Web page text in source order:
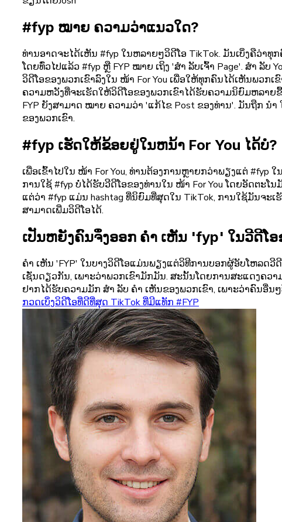
#fyp ໝາຍ ຄວາມວ່າແນວໃດ?
ທ່ານອາດຈະໄດ້ເຫັນ #fyp ໃນຫລາຍໆວິດີໂອ TikTok. ມັນເບິ່ງຄືວ່າທຸກ
ໂດຍທົ່ວໄປແລ້ວ #fyp ຫຼື FYP ໝາຍ ເຖິງ 'ສຳ ລັບເຈົ້າ Page'. ສຳ ລັ
ວິດີໂອຂອງພວກເຂົາລົງໃນ ໜ້າ For You ເພື່ອໃຫ້ທຸກຄົນໄດ້ເຫັນພວກ
ຄວາມຫວັງທີ່ຈະເຮັດໃຫ້ວິດີໂອຂອງພວກເຂົາໄດ້ຮັບຄວາມນິຍົມຫລາຍ
FYP ຍັງສາມາດ ໝາຍ ຄວາມວ່າ 'ແກ້ໄຂ Post ຂອງທ່ານ'. ມັນຖືກ
ຂອງພວກເຂົາ.
#fyp ເຮັດໃຫ້ຂ້ອຍຢູ່ໃນຫນ້າ For You ໄດ້ບໍ?
ເພື່ອເຂົ້າໄປໃນ ໜ້າ For You, ທ່ານຕ້ອງການຫຼາຍກວ່າພຽງແຕ່ #fyp
ການໃຊ້ #fyp ບໍ່ໄດ້ຮັບວີດີໂອຂອງທ່ານໃນ ໜ້າ For You ໂດຍອັດຕະໂນ
ແຕ່ວ່າ #fyp ແມ່ນ hashtag ທີ່ນິຍົມທີ່ສຸດໃນ TikTok, ການໃຊ້ມັນຈະ
ສາມາດເພີ່ມວິດີໂອໄດ້.
ເປັນຫຍັງຄົນຈຶ່ງອອກ ຄຳ ເຫັນ 'fyp' ໃນວີດີໂອ
ຄຳ ເຫັນ 'FYP' ໃນບາງວິດີໂອແມ່ນພຽງແຕ່ວິທີການບອກຜູ້ອັບໂຫລດ
ເຊັ່ນດຽວກັນ, ເພາະວ່າພວກເຂົາມັກມັນ. ສະນັ້ນໂດຍການສະແດງຄ
ຢາກໄດ້ຮັບຄວາມມັກ ສຳ ລັບ ຄຳ ເຫັນຂອງພວກເຂົາ, ເພາະວ່າຄົນອື່ນ
ກວດເບິ່ງວິດີໂອທີ່ດີທີ່ສຸດ TikTok ທີ່ມີແທັກ #FYP